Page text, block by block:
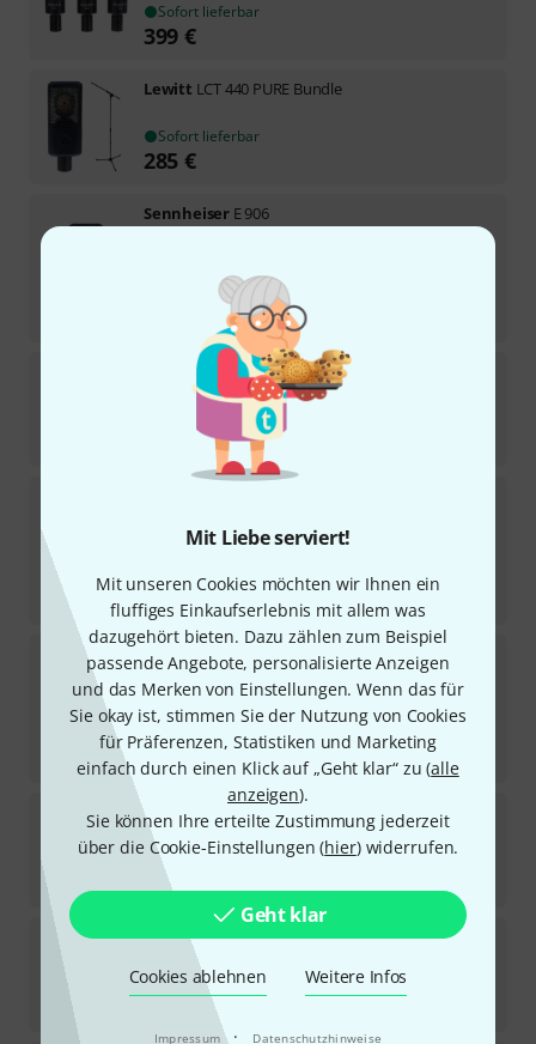
Mit Liebe serviert!
Mit unseren Cookies möchten wir Ihnen ein
fluffiges Einkaufserlebnis mit allem was
dazugehört bieten. Dazu zählen zum Beispiel
passende Angebote, personalisierte Anzeigen
und das Merken von Einstellungen. Wenn das für
Sie okay ist, stimmen Sie der Nutzung von Cookies
für Präferenzen, Statistiken und Marketing
einfach durch einen Klick auf „Geht klar“ zu (alle
anzeigen).
Sie können Ihre erteilte Zustimmung jederzeit
über die Cookie-Einstellungen (hier) widerrufen.
Geht klar
Cookies ablehnen Weitere Infos
Impressum · Datenschutzhinweise
Sofort lieferbar
399 €
Lewitt LCT 440 PURE Bundle
Sofort lieferbar
285 €
Sennheiser E 906
30-Tage-Bestpreis
Lauten AudioTom Mic
5
Sofort lieferbar
Sofort lieferbar
UVP:235,99 €
-18%
Shure Beta 98 Amp/C
35
Sofort lieferbar
333 €
UVP: 389 €
-14%
beyerdynamic M 88
122
Sofort lieferbar
459€
beyerdynamicTG D58
Sofort lieferbar